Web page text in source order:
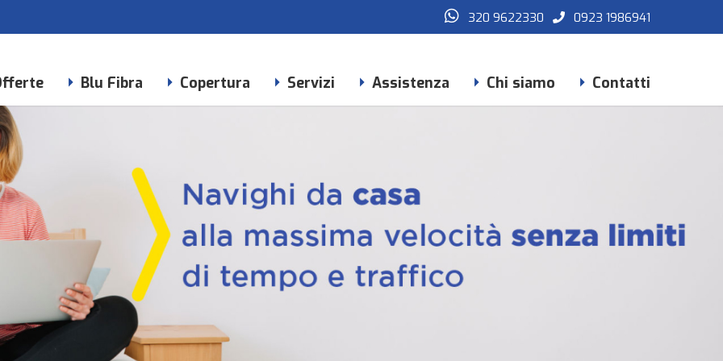
320 9622330 0923 1986941
Blu Fibra Copertura Servizi Assistenza Chi siamo Contatti